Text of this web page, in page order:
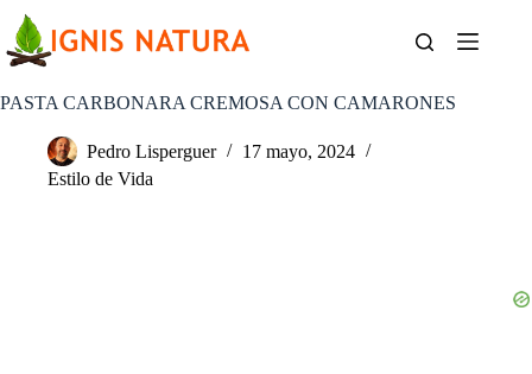
contenido
PASTA CARBONARA CREMOSA CON CAMARONES
Pedro Lisperguer
17 mayo, 2024
Estilo de Vida